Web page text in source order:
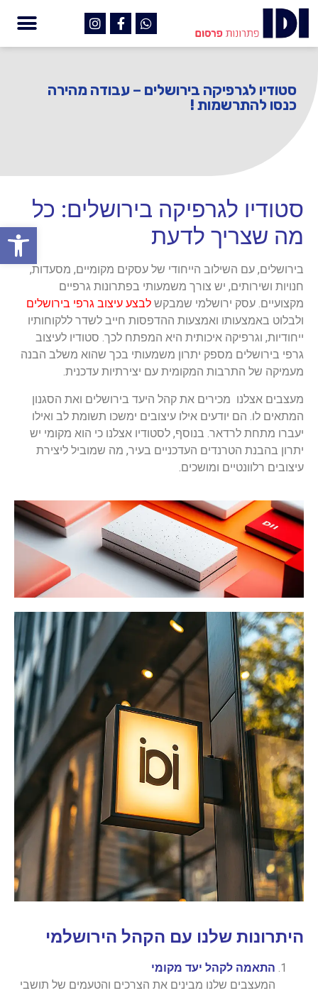
סטודיו לגרפיקה בירושלים – עבודה מהירה
כנסו להתרשמות !
סטודיו לגרפיקה בירושלים: כל
מה שצריך לדעת
בירושלים, עם השילוב הייחודי של עסקים מקומיים, מסעדות,
חנויות ושירותים, יש צורך משמעותי בפתרונות גרפיים
מקצועיים. עסק ירושלמי שמבקש לבצע עיצוב גרפי בירושלים
ולבלוט באמצעותו ואמצעות ההדפסות חייב לשדר ללקוחותיו
ייחודיות, וגרפיקה איכותית היא המפתח לכך. סטודיו לעיצוב
גרפי בירושלים מספק יתרון משמעותי בכך שהוא משלב הבנה
מעמיקה של התרבות המקומית עם יצירתיות עדכנית.
מעצבים אצלנו מכירים את קהל היעד בירושלים ואת הסגנון
המתאים לו. הם יודעים אילו עיצובים ימשכו תשומת לב ואילו
יעברו מתחת לרדאר. בנוסף, לסטודיו אצלנו כי הוא מקומי יש
יתרון בהבנת הטרנדים העדכניים בעיר, מה שמוביל ליצירת
עיצובים רלוונטיים ומושכים.
היתרונות שלנו עם הקהל הירושלמי
התאמה לקהל יעד מקומי
המעצבים שלנו מבינים את הצרכים והטעמים של תושבי